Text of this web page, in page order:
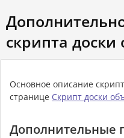
скрипта
Основное описание
странице Скрипт доски
Дополнительные